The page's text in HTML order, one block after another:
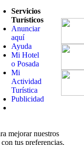
Servicios
Turísticos
Anunciar
aquí
Ayuda
Mi Hotel
o Posada
Mi
Actividad
Turística
Publicidad
mejorar nuestros
tus preferencias.